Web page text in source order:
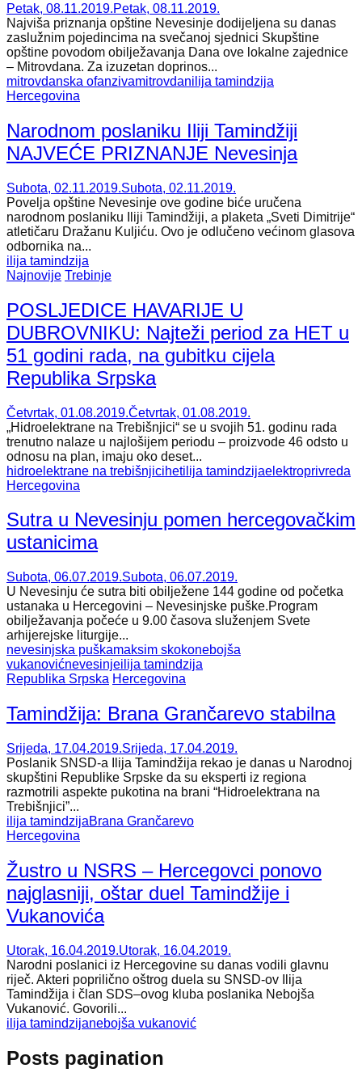
Petak, 08.11.2019.Petak, 08.11.2019.
Najviša priznanja opštine Nevesinje dodijeljena su danas
zaslužnim pojedincima na svečanoj sjednici Skupštine
opštine povodom obilježavanja Dana ove lokalne zajednice
– Mitrovdana. Za izuzetan doprinos...
mitrovdanska ofanzivamitrovdanilija tamindzija
Hercegovina
Narodnom poslaniku Iliji Tamindžiji
NAJVEĆE PRIZNANJE Nevesinja
Subota, 02.11.2019.Subota, 02.11.2019.
Povelja opštine Nevesinje ove godine biće uručena
narodnom poslaniku Iliji Tamindžiji, a plaketa „Sveti Dimitrije“
atletičaru Dražanu Kuljiću. Ovo je odlučeno većinom glasova
odbornika na...
ilija tamindzija
Najnovije Trebinje
POSLJEDICE HAVARIJE U
DUBROVNIKU: Najteži period za HET u
51 godini rada, na gubitku cijela
Republika Srpska
Četvrtak, 01.08.2019.Četvrtak, 01.08.2019.
„Hidroelektrane na Trebišnjici“ se u svojih 51. godinu rada
trenutno nalaze u najlošijem periodu – proizvode 46 odsto u
odnosu na plan, imaju oko deset...
hidroelektrane na trebišnjicihetilija tamindzijaelektroprivreda
Hercegovina
Sutra u Nevesinju pomen hercegovačkim
ustanicima
Subota, 06.07.2019.Subota, 06.07.2019.
U Nevesinju će sutra biti obilježene 144 godine od početka
ustanaka u Hercegovini – Nevesinjske puške.Program
obilježavanja počeće u 9.00 časova služenjem Svete
arhijerejske liturgije...
nevesinjska puškamaksim skokonebojša
vukanovićnevesinjeilija tamindzija
Republika Srpska Hercegovina
Tamindžija: Brana Grančarevo stabilna
Srijeda, 17.04.2019.Srijeda, 17.04.2019.
Poslanik SNSD-a Ilija Tamindžija rekao je danas u Narodnoj
skupštini Republike Srpske da su eksperti iz regiona
razmotrili aspekte pukotina na brani “Hidroelektrana na
Trebišnjici”...
ilija tamindzijaBrana Grančarevo
Hercegovina
Žustro u NSRS – Hercegovci ponovo
najglasniji, oštar duel Tamindžije i
Vukanovića
Utorak, 16.04.2019.Utorak, 16.04.2019.
Narodni poslanici iz Hercegovine su danas vodili glavnu
riječ. Akteri poprilično oštrog duela su SNSD-ov Ilija
Tamindžija i član SDS–ovog kluba poslanika Nebojša
Vukanović. Govorili...
ilija tamindzijanebojša vukanović
Posts pagination